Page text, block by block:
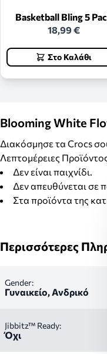
Basketball Bling 5
18,99 €
Στο Καλάθι
Blooming White
Διακόσμησε τα Crocs
Λεπτομέρειες
Δεν είναι παιχνίδι.
Δεν απευθύνεται σε
Στα προϊόντα της
Περισσότερες
Gender:
Γυναικείο, Ανδρικό
Jibbitz™ Ready:
Όχι